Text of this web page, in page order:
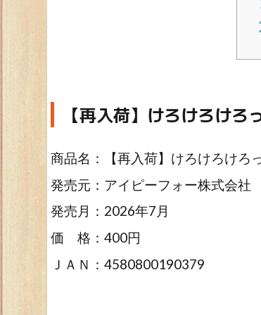
【再入荷】けろけろけ
商品名：【再入荷】けろけろけろ
発売元：アイピーフォー株式会社
発売月：2026年7月
価 格：400円
ＪＡＮ：4580800190379